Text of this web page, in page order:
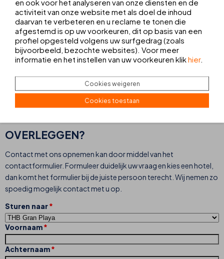
Tel.: +34 928 519 055
royalrecep@thbhotels.com
THB Tropical Island
Tel.:+34 928 519 250
tropicalislandrecep1@thbhotels.com
Tel.:+34 928 827 260
lanzarotebeachrecep@thbhotels.com
OVERLEGGEN?
Contact met ons opnemen kan door middel van het
contactformulier. Formuleer duidelijk uw vraag en kies een hotel,
dan komt het formulier bij de juiste persoon terecht. Wij nemen zo
spoedig mogelijk contact met u op.
Sturen naar
Voornaam
Achternaam
en ook voor het analyseren van onze diensten en de
activiteit van onze website met als doel de inhoud
daarvan te verbeteren en u reclame te tonen die
afgestemd is op uw voorkeuren, dit op basis van een
profiel opgesteld volgens uw surfgedrag (zoals
bijvoorbeeld, bezochte websites). Voor meer
informatie en het instellen van uw voorkeuren klikhier.
Cookies weigeren
Cookies toestaan